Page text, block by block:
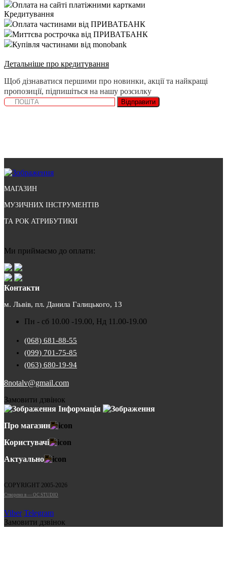
Оплата на сайті платіжними картками
Кредитування
Оплата частинами від ПРИВАТБАНК
Миттєва рострочка від ПРИВАТБАНК
Купівля частинами від monobank
Детальніше про кредитування
Щоб дізнаватися першими про новинки, акції та найкращі
пропозиції, підпишіться на нашу розсилку
Відправити
МАГАЗИН
МУЗИЧНИХ ІНСТРУМЕНТІВ
ТА РОК АТРИБУТИКИ
Ми приймаємо до оплати:
Контакти
м. Львів, пл. Данила Галицького, 13
Пн - сб 10.00 -19.00, Нд 11.00-19.00
(068) 681-88-55
(099) 701-75-85
(063) 680-19-94
8notalv@gmail.com
Замовити дзвінок
Інформація
Про магазин
Користувачі
Актуально
COPYRIGHT 2005-2026
Cтворено в — OC STUDIO
Viber Telegram
Замовити дзвінок